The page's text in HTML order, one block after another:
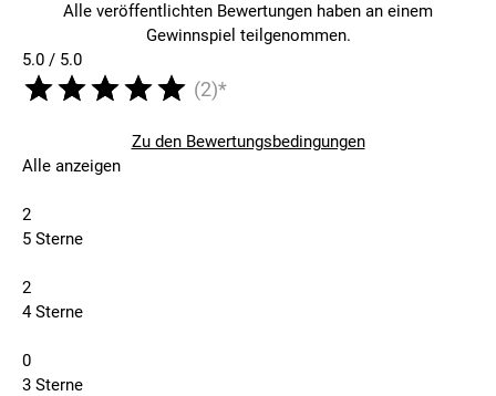
Alle veröffentlichten Bewertungen haben an einem
Gewinnspiel teilgenommen.
5.0 / 5.0
(2)*
Zu den Bewertungsbedingungen
Alle anzeigen
2
5 Sterne
2
4 Sterne
0
3 Sterne